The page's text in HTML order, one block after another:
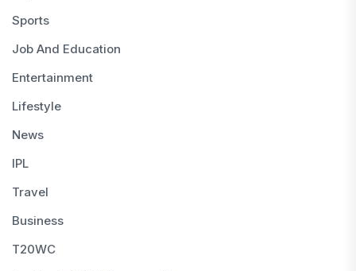
Sports
Job And Education
Entertainment
Lifestyle
News
IPL
Travel
Business
T20WC